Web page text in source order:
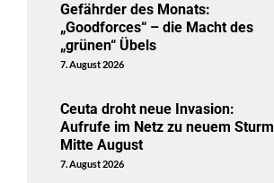
Gefährder des Monats:
„Goodforces“ – die Macht des
„grünen“ Übels
7. August 2026
Ceuta droht neue Invasion:
Aufrufe im Netz zu neuem Sturm
Mitte August
7. August 2026